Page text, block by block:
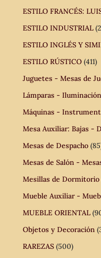
ESTILO FRANCÉS:
ESTILO INDUSTRIAL
ESTILO INGLÉS Y
ESTILO RÚSTICO (411)
Juguetes - Mesas de
Lámparas - Iluminación
Máquinas -
Mesa Auxiliar: Bajas -
Mesas de Despacho
Mesas de Salón -
Mesillas de Dormitorio
Mueble Auxiliar -
MUEBLE ORIENTAL
Objetos y Decoración
RAREZAS (500)